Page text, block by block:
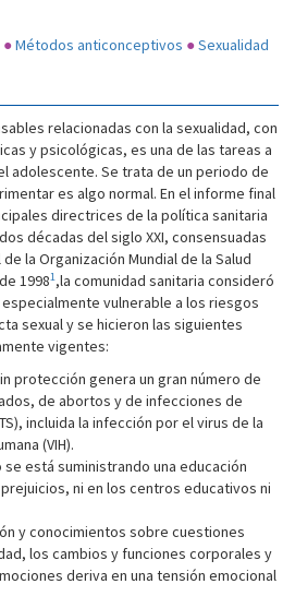
●Métodos anticonceptivos ●Sexualidad
relacionadas con la sexualidad, con
y psicológicas, es una de las tareas a
adolescente. Se trata de un periodo de
es algo normal. En el informe final
directrices de la política sanitaria
décadas del siglo XXI, consensuadas
de la Organización Mundial de la Salud
19981,la comunidad sanitaria consideró
vulnerable a los riesgos
sexual y se hicieron las siguientes
vigentes:
protección genera un gran número de
de abortos y de infecciones de
incluida la infección por el virus de la
(VIH).
se está suministrando una educación
ni en los centros educativos ni
y conocimientos sobre cuestiones
los cambios y funciones corporales y
deriva en una tensión emocional